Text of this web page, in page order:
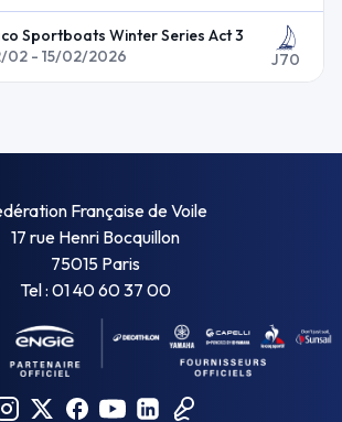
Sportboats Winter Series Act 3
02 - 15/02/2026 J70
Française de Voile
17 rue Henri Bocquillon
75015 Paris
Tel : 01 40 60 37 00